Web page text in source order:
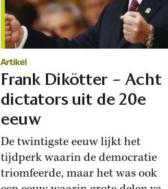
Artikel
Frank Dikötter – Acht
dictators uit de 20e
eeuw
De twintigste eeuw lijkt het
tijdperk waarin de democratie
triomfeerde, maar het was ook